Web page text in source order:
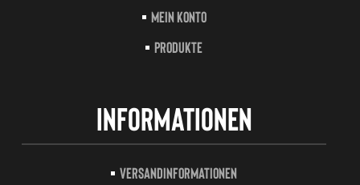
Mein Konto
Produkte
Informationen
Versandinformationen